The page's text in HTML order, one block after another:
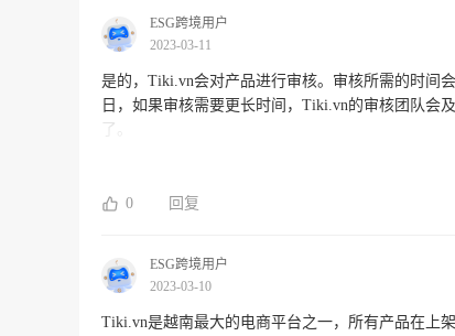
ESG跨境用户
2023-03-11
是的，Tiki.vn会对产品进行审核。审核所需的时间
日，如果审核需要更长时间，Tiki.vn的审核团队会
了。
0 回复
ESG跨境用户
2023-03-10
Tiki.vn是越南最大的电商平台之一，所有产品在上